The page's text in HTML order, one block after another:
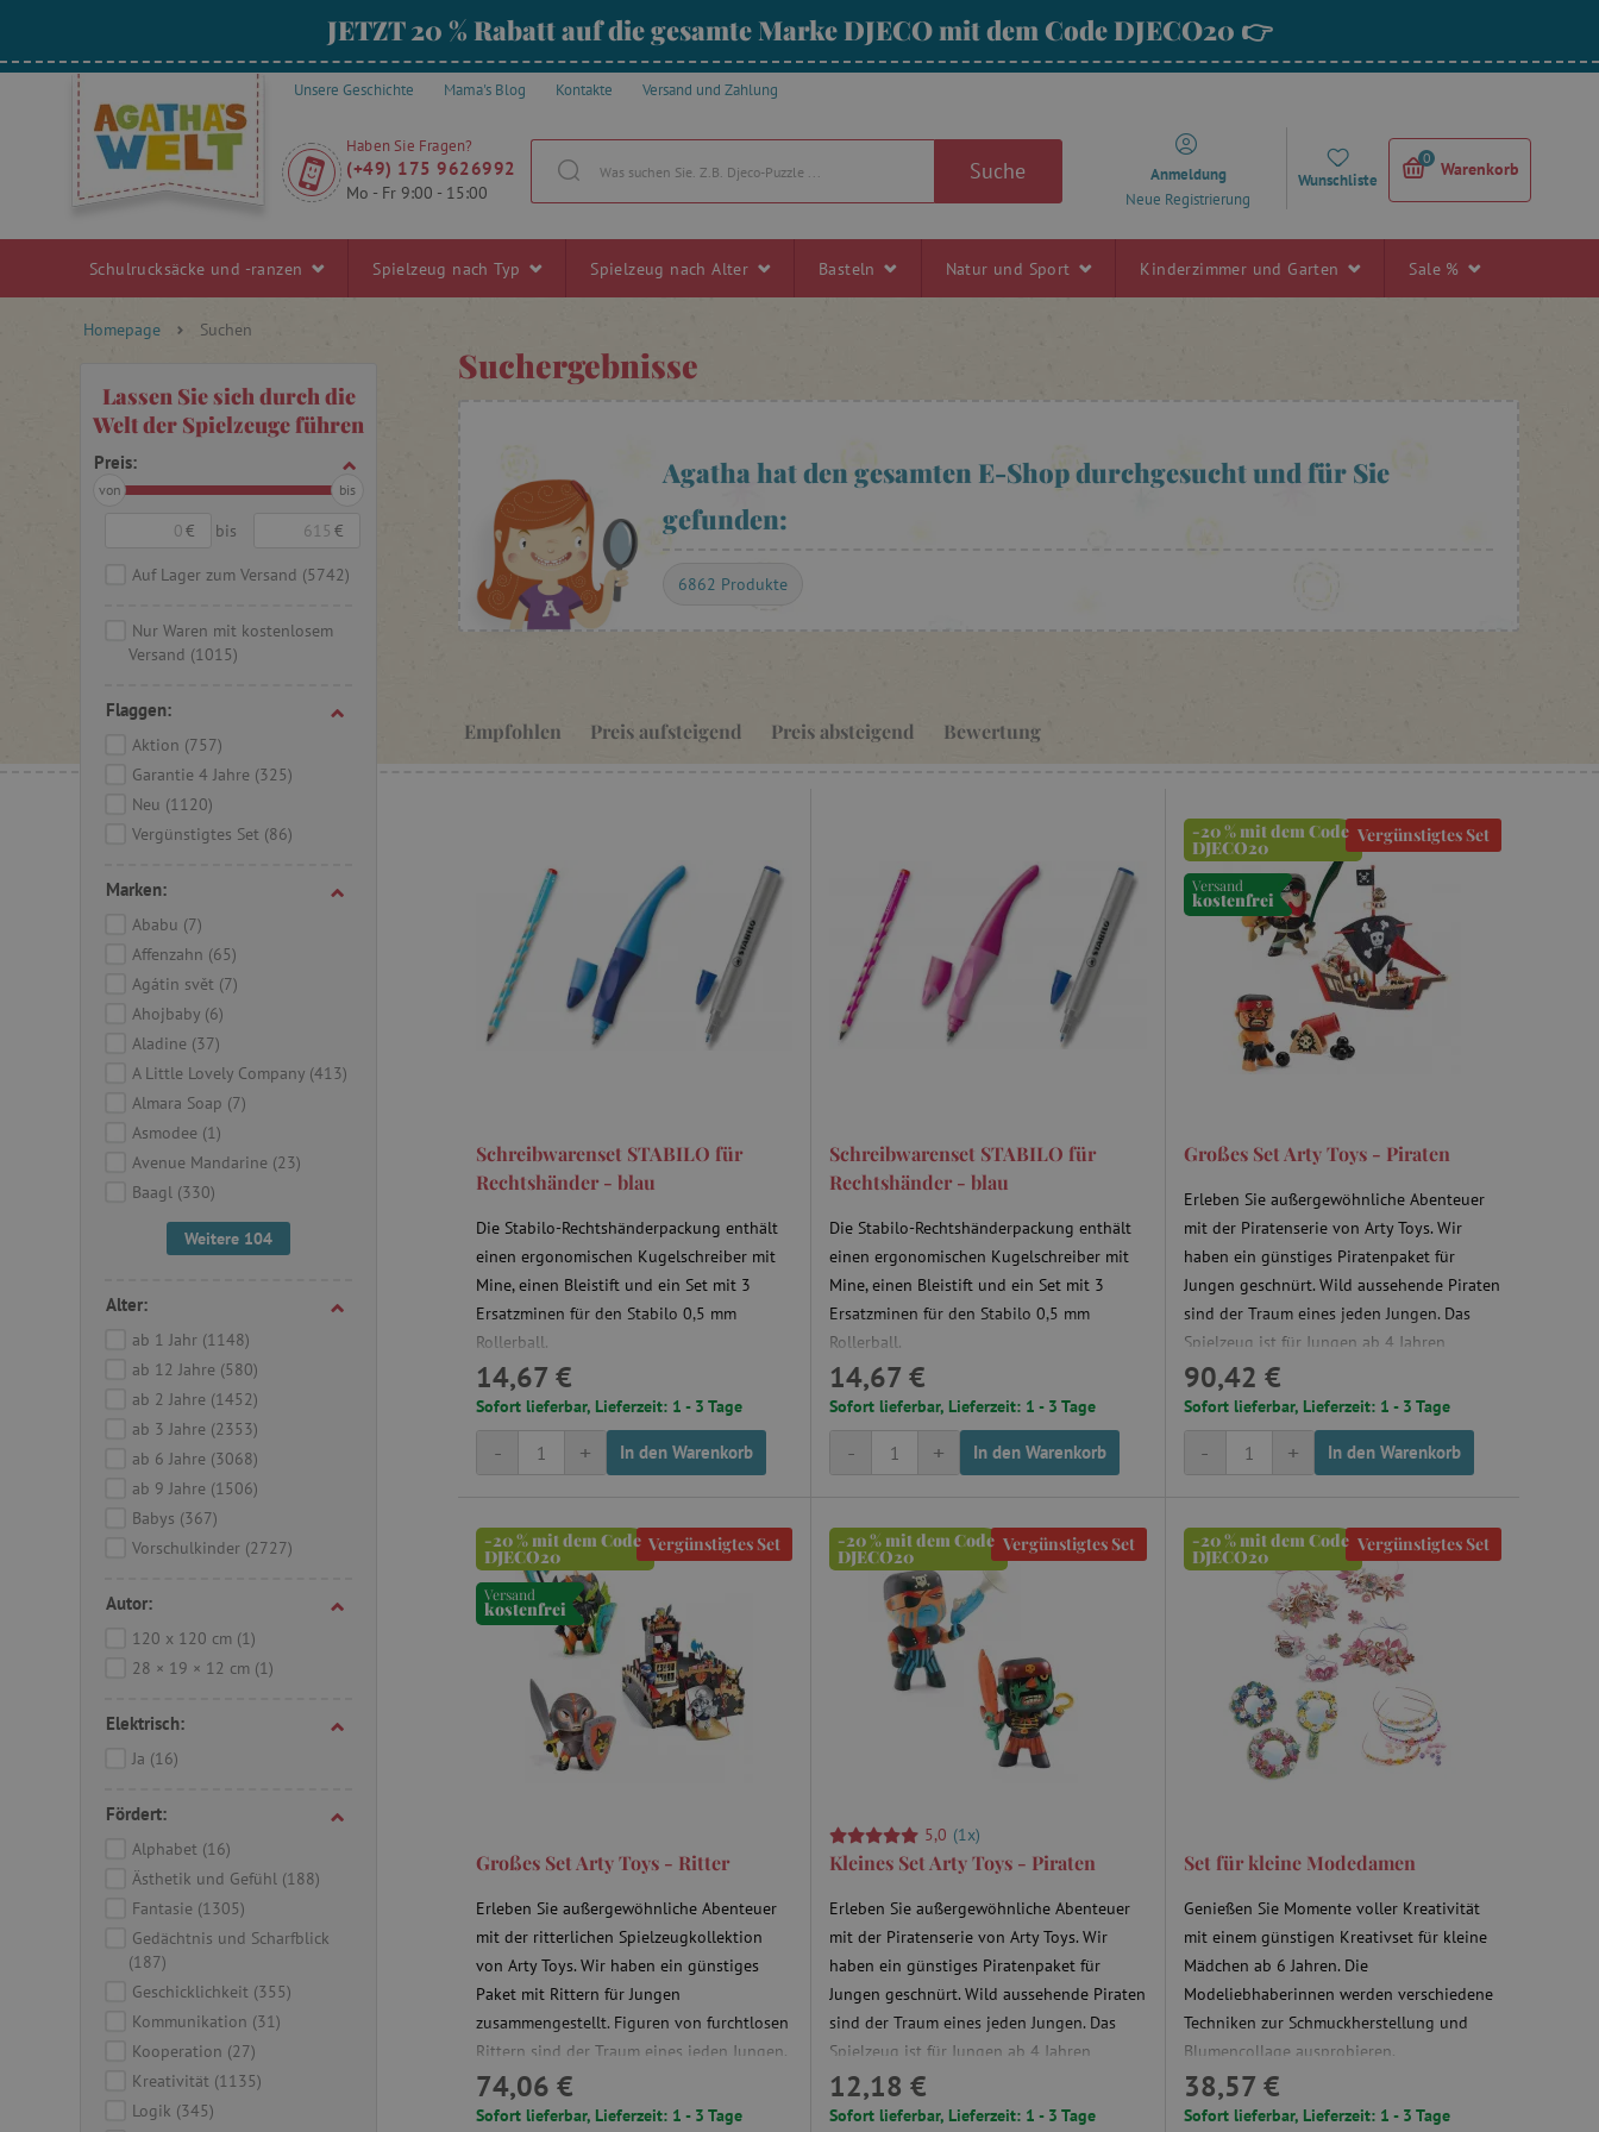
JETZT 20 % Rabatt auf die gesamte Marke DJECO mit dem Code DJECO20 👉
Unsere Geschichte Mama's Blog Kontakte Versand und Zahlung
Haben Sie Fragen?
(+49) 175 9626992
Mo - Fr 9:00 - 15:00
Suche
Anmeldung
Neue Registrierung
Wunschliste
0
Warenkorb
Schulrucksäcke und -ranzen Spielzeug nach Typ Spielzeug nach Alter Basteln Natur und Sport Kinderzimmer und Garten Sale %
Homepage Suchen
Lassen Sie sich durch die
Welt der Spielzeuge führen
Preis:
von bis
€ bis €
Auf Lager zum Versand (5742)
Nur Waren mit kostenlosem
Versand (1015)
Flaggen:
Aktion (757)
Garantie 4 Jahre (325)
Neu (1120)
Vergünstigtes Set (86)
Marken:
Ababu (7)
Affenzahn (65)
Agátin svět (7)
Ahojbaby (6)
Aladine (37)
A Little Lovely Company (413)
Almara Soap (7)
Asmodee (1)
Avenue Mandarine (23)
Baagl (330)
Weitere 104
Alter:
ab 1 Jahr (1148)
ab 12 Jahre (580)
ab 2 Jahre (1452)
ab 3 Jahre (2353)
ab 6 Jahre (3068)
ab 9 Jahre (1506)
Babys (367)
Vorschulkinder (2727)
Autor:
120 x 120 cm (1)
28 × 19 × 12 cm (1)
Elektrisch:
Ja (16)
Fördert:
Alphabet (16)
Ästhetik und Gefühl (188)
Fantasie (1305)
Gedächtnis und Scharfblick
(187)
Geschicklichkeit (355)
Kommunikation (31)
Kooperation (27)
Kreativität (1135)
Logik (345)
Suchergebnisse
Agatha hat den gesamten E-Shop durchgesucht und für Sie
gefunden:
6862 Produkte
Empfohlen Preis aufsteigend Preis absteigend Bewertung
Schreibwarenset STABILO für
Rechtshänder - blau
Die Stabilo-Rechtshänderpackung enthält
einen ergonomischen Kugelschreiber mit
Mine, einen Bleistift und ein Set mit 3
Ersatzminen für den Stabilo 0,5 mm
Rollerball.
14,67 €
Sofort lieferbar, Lieferzeit: 1 - 3 Tage
+
- In den Warenkorb
Schreibwarenset STABILO für
Rechtshänder - blau
Die Stabilo-Rechtshänderpackung enthält
einen ergonomischen Kugelschreiber mit
Mine, einen Bleistift und ein Set mit 3
Ersatzminen für den Stabilo 0,5 mm
Rollerball.
14,67 €
Sofort lieferbar, Lieferzeit: 1 - 3 Tage
+
- In den Warenkorb
-20 % mit dem Code
DJECO20
Versand
kostenfrei
Vergünstigtes Set
Großes Set Arty Toys - Piraten
Erleben Sie außergewöhnliche Abenteuer
mit der Piratenserie von Arty Toys. Wir
haben ein günstiges Piratenpaket für
Jungen geschnürt. Wild aussehende Piraten
sind der Traum eines jeden Jungen. Das
Spielzeug ist für Jungen ab 4 Jahren
gedacht.
90,42 €
Sofort lieferbar, Lieferzeit: 1 - 3 Tage
+
- In den Warenkorb
-20 % mit dem Code
DJECO20
Versand
kostenfrei
Vergünstigtes Set
Großes Set Arty Toys - Ritter
Erleben Sie außergewöhnliche Abenteuer
mit der ritterlichen Spielzeugkollektion
von Arty Toys. Wir haben ein günstiges
Paket mit Rittern für Jungen
zusammengestellt. Figuren von furchtlosen
Rittern sind der Traum eines jeden Jungen.
Das Spielzeug ist für Jungen ab 4 Jahren
gedacht.
74,06 €
Sofort lieferbar, Lieferzeit: 1 - 3 Tage
-20 % mit dem Code
DJECO20
Vergünstigtes Set
5,0 (1x)
Kleines Set Arty Toys - Piraten
Erleben Sie außergewöhnliche Abenteuer
mit der Piratenserie von Arty Toys. Wir
haben ein günstiges Piratenpaket für
Jungen geschnürt. Wild aussehende Piraten
sind der Traum eines jeden Jungen. Das
Spielzeug ist für Jungen ab 4 Jahren
gedacht.
12,18 €
Sofort lieferbar, Lieferzeit: 1 - 3 Tage
-20 % mit dem Code
DJECO20
Vergünstigtes Set
Set für kleine Modedamen
Genießen Sie Momente voller Kreativität
mit einem günstigen Kreativset für kleine
Mädchen ab 6 Jahren. Die
Modeliebhaberinnen werden verschiedene
Techniken zur Schmuckherstellung und
Blumencollage ausprobieren.
38,57 €
Sofort lieferbar, Lieferzeit: 1 - 3 Tage